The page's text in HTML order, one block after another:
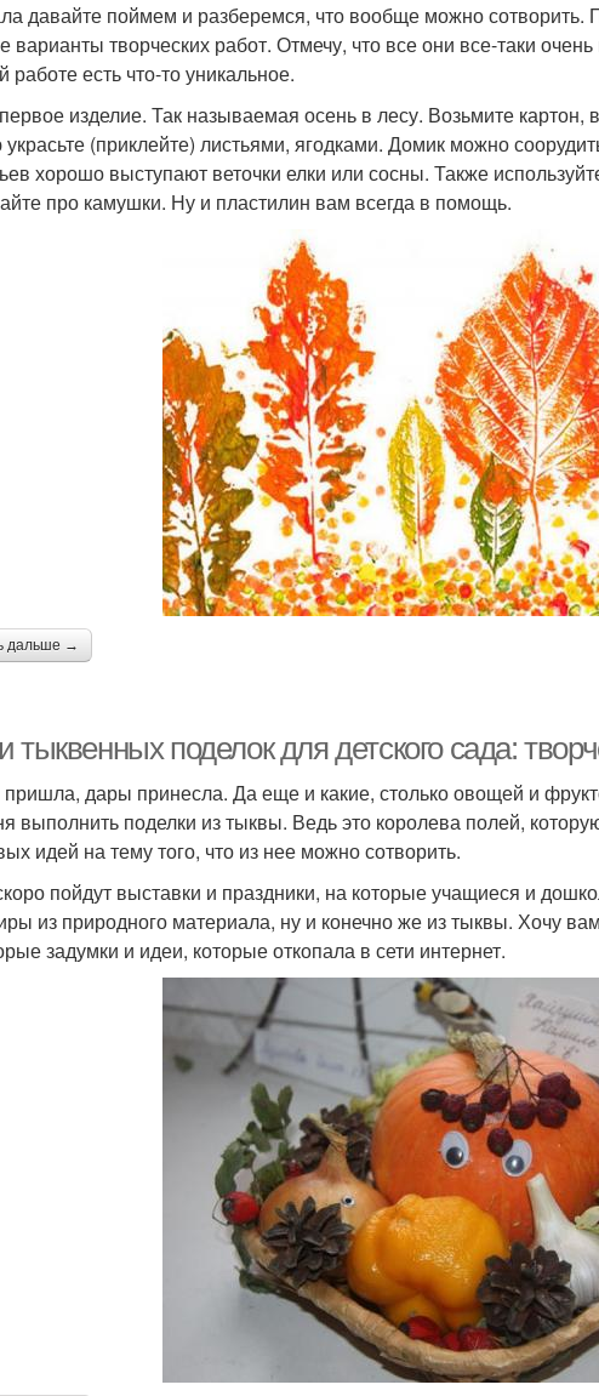
давайте поймем и разберемся, что вообще можно сотворить.
варианты творческих работ. Отмечу, что все они все-таки
работе есть что-то уникальное.
изделие. Так называемая осень в лесу. Возьмите
(приклейте) листьями, ягодками. Домик можно
хорошо выступают веточки елки или сосны. Также
про камушки. Ну и пластилин вам всегда в помощь.
дальше →
тыквенных поделок для детского сада:
дары принесла. Да еще и какие, столько овощей и
выполнить поделки из тыквы. Ведь это королева полей,
идей на тему того, что из нее можно сотворить.
пойдут выставки и праздники, на которые учащиеся и
из природного материала, ну и конечно же из тыквы. Хочу
задумки и идеи, которые откопала в сети интернет.